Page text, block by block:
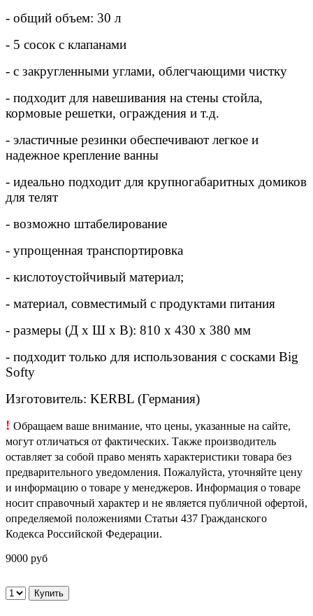
- общий объем: 30 л
- 5 сосок с клапанами
- с закругленными углами, облегчающими чистку
- подходит для навешивания на стены стойла,
кормовые решетки, ограждения и т.д.
- эластичные резинки обеспечивают легкое и
надежное крепление ванны
- идеально подходит для крупногабаритных домиков
для телят
- возможно штабелирование
- упрощенная транспортировка
- кислотоустойчивый материал;
- материал, совместимый с продуктами питания
- размеры (Д x Ш x В): 810 x 430 x 380 мм
- подходит только для использования с сосками Big
Softy
Изготовитель: KERBL (Германия)
! Обращаем ваше внимание, что цены, указанные на сайте,
могут отличаться от фактических. Также производитель
оставляет за собой право менять характеристики товара без
предварительного уведомления. Пожалуйста, уточняйте цену
и информацию о товаре у менеджеров. Информация о товаре
носит справочный характер и не является публичной офертой,
определяемой положениями Статьи 437 Гражданского
Кодекса Российской Федерации.
9000 руб